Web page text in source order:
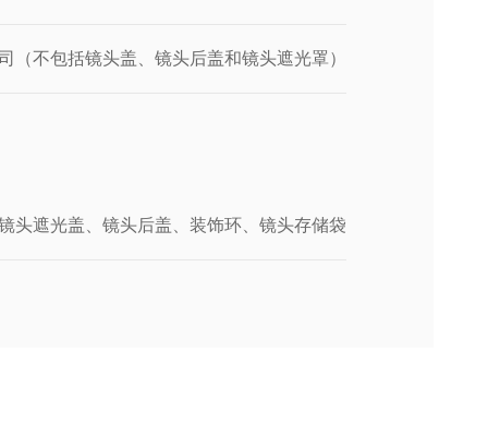
（不包括镜头盖、镜头后盖和镜头遮光罩）
头遮光盖、镜头后盖、装饰环、镜头存储袋